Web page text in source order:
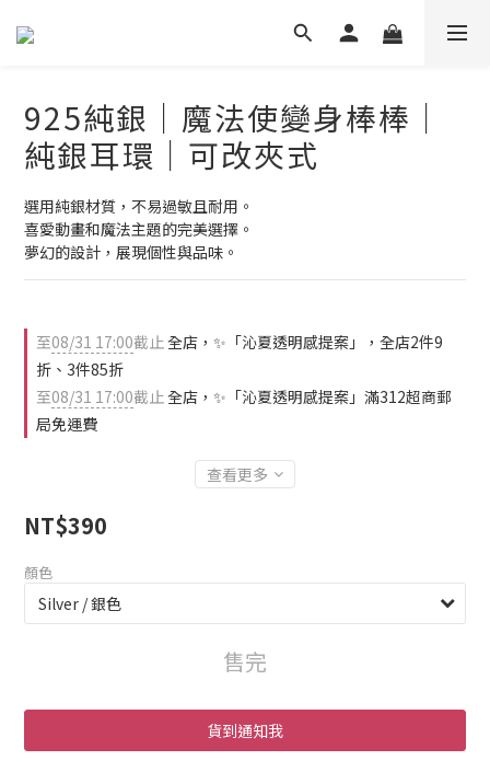
925純銀｜魔法使變身棒棒｜
純銀耳環｜可改夾式
選用純銀材質，不易過敏且耐用。
喜愛動畫和魔法主題的完美選擇。
夢幻的設計，展現個性與品味。
至08/31 17:00截止全店，✨「沁夏透明感提案」，全店2件9
折、3件85折
至08/31 17:00截止全店，✨「沁夏透明感提案」滿312超商郵
局免運費
查看更多
NT$390
顏色
售完
貨到通知我